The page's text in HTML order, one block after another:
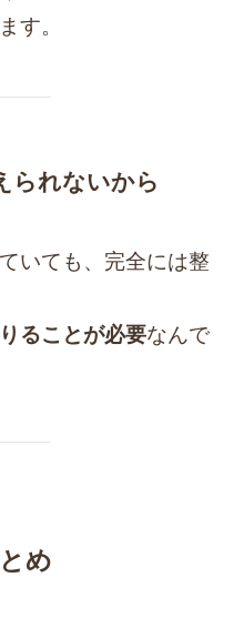
す。
られないから
いても、完全には整
ることが必要なんで
め